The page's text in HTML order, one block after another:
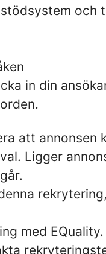
och
in din
att annonsen
Ligger
med